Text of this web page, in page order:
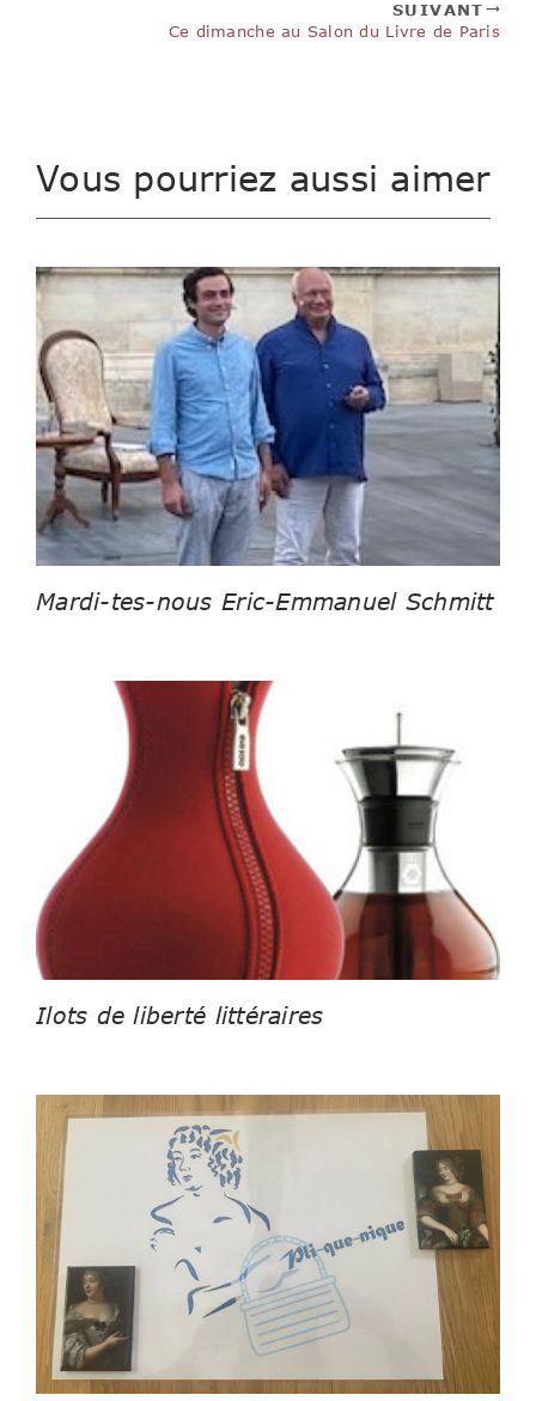
SUIVANT
Ce dimanche au Salon du Livre de Paris
Vous pourriez aussi aimer
Mardi-tes-nous Eric-Emmanuel Schmitt
Ilots de liberté littéraires